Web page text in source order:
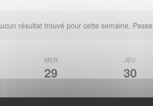
Notice
résultat trouvé pour cette semaine.
MER
29
JEU
30